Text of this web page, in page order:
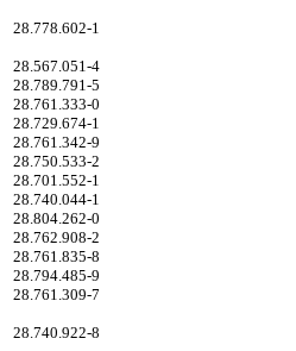
28.778.602-1
28.567.051-4
28.789.791-5
28.761.333-0
28.729.674-1
28.761.342-9
28.750.533-2
28.701.552-1
28.740.044-1
28.804.262-0
28.762.908-2
28.761.835-8
28.794.485-9
28.761.309-7
28.740.922-8